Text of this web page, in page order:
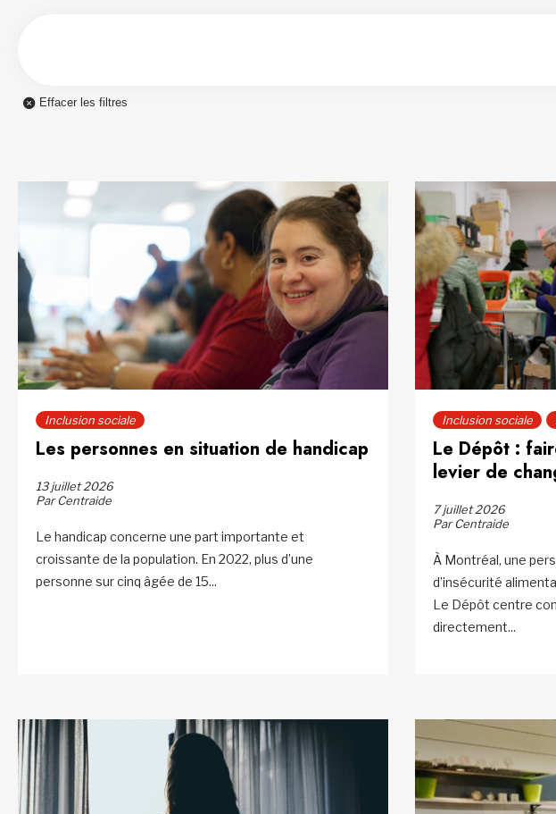
Effacer les filtres
Inclusion sociale
Les personnes en situation de handicap
13 juillet 2026
Par Centraide
Le handicap concerne une part importante et
croissante de la population. En 2022, plus d’une
personne sur cinq âgée de 15...
Inclusion sociale
Le Dépôt :
levier de
7 juillet 2026
Par Centraide
À Montréal, une
d’insécurité
Le Dépôt centre
directement...